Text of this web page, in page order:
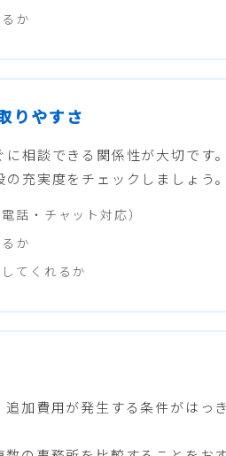
か
りやすさ
相談できる関係性が大切です。
充実度をチェックしましょう。
話・チャット対応）
か
てくれるか
加費用が発生する条件がはっ